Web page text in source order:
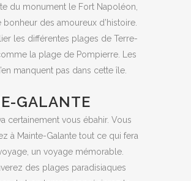
du monument le Fort Napoléon,
bonheur des amoureux d’histoire.
les différentes plages de Terre-
la plage de Pompierre. Les
manquent pas dans cette île.
GALANTE
certainement vous ébahir. Vous
à Mainte-Galante tout ce qui fera
un voyage mémorable.
des plages paradisiaques